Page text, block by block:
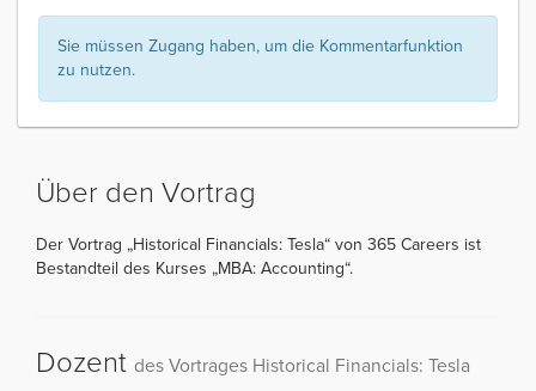
Sie müssen Zugang haben, um die Kommentarfunktion
zu nutzen.
Über den Vortrag
Der Vortrag „Historical Financials: Tesla“ von 365 Careers ist
Bestandteil des Kurses „MBA: Accounting“.
Dozent des Vortrages Historical Financials: Tesla